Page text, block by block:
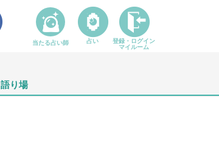
語り場
当たる占い師 占い
登録・ログイン
マイルーム